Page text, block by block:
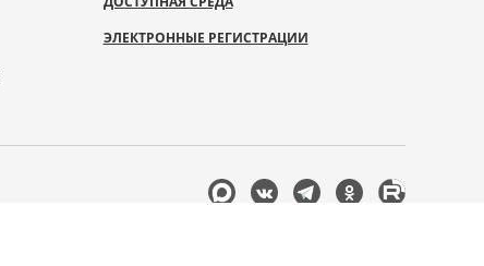
ЭЛЕКТРОННЫЕ РЕГИСТРАЦИИ